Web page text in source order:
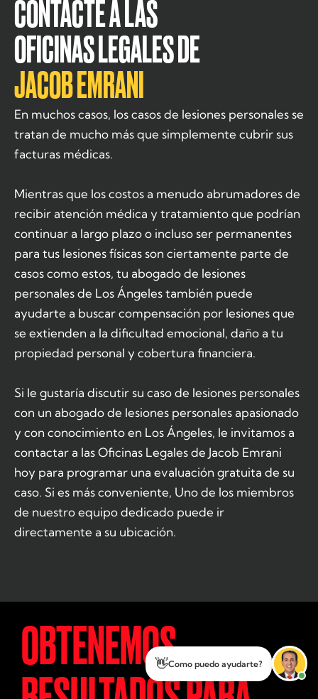
CONTACTE A LAS
OFICINAS LEGALES DE
JACOB EMRANI
En muchos casos, los casos de lesiones personales se
tratan de mucho más que simplemente cubrir sus
facturas médicas.
Mientras que los costos a menudo abrumadores de
recibir atención médica y tratamiento que podrían
continuar a largo plazo o incluso ser permanentes
para tus lesiones físicas son ciertamente parte de
casos como estos, tu abogado de lesiones
personales de Los Ángeles también puede
ayudarte a buscar compensación por lesiones que
se extienden a la dificultad emocional, daño a tu
propiedad personal y cobertura financiera.
Si le gustaría discutir su caso de lesiones personales
con un abogado de lesiones personales apasionado
y con conocimiento en Los Ángeles, le invitamos a
contactar a las Oficinas Legales de Jacob Emrani
hoy para programar una evaluación gratuita de su
caso. Si es más conveniente, Uno de los miembros
de nuestro equipo dedicado puede ir
directamente a su ubicación.
OBTENEMOS
👋Como puedo ayudarte?